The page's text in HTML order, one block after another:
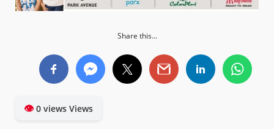
Share this...
👁0 views Views